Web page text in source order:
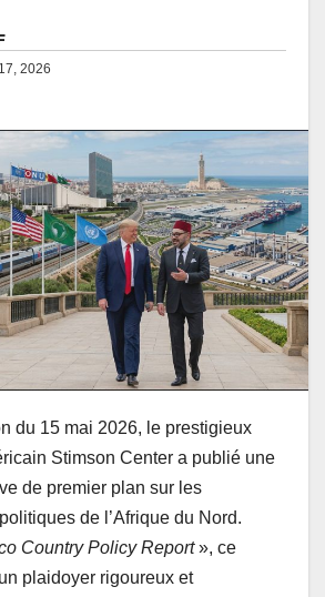
2026
du 15 mai 2026, le prestigieux
Stimson Center a publié une
de premier plan sur les
de l’Afrique du Nord.
Country Policy Report», ce
plaidoyer rigoureux et